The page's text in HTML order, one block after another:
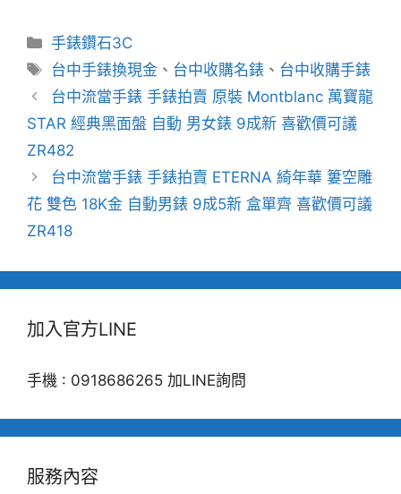
分
類
手錶鑽石3C
標
籤
台中手錶換現金 、 台中收購名錶 、 台中收購手錶
台中流當手錶 手錶拍賣 原裝 Montblanc 萬寶龍
STAR 經典黑面盤 自動 男女錶 9成新 喜歡價可議
ZR482
台中流當手錶 手錶拍賣 ETERNA 綺年華 簍空雕
花 雙色 18K金 自動男錶 9成5新 盒單齊 喜歡價可議
ZR418
加入官方LINE
手機 : 0918686265 加LINE詢問
服務內容